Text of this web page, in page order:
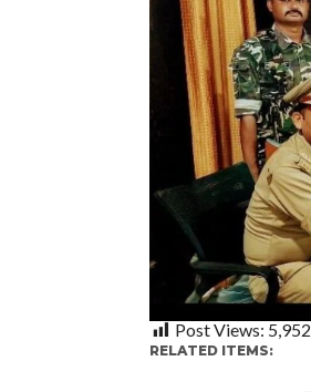
Post Views: 5,952
RELATED ITEMS: